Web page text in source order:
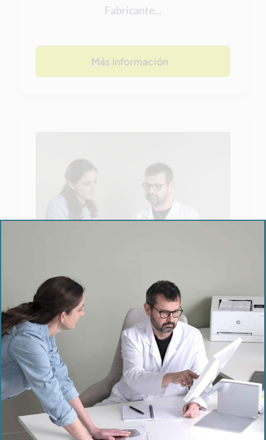
Fabricante...
Más información
Preguntas frecuentes
Encuentre en esta sección la
La revolución de la monitorización remota de
pacientes